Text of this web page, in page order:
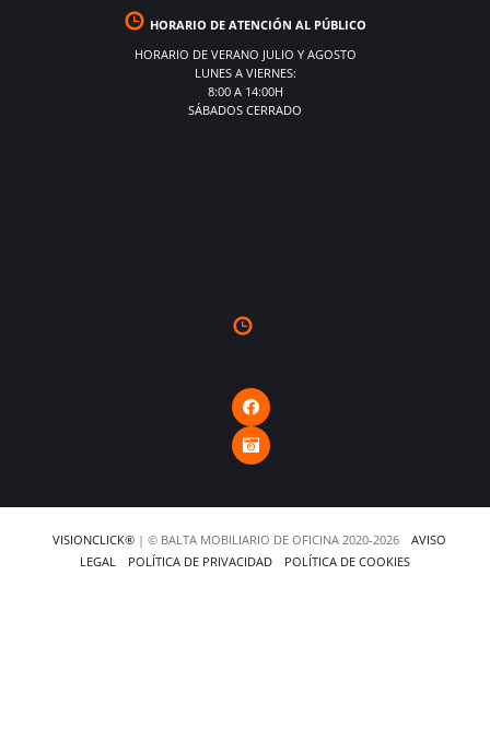
HORARIO DE ATENCIÓN AL PÚBLICO
HORARIO DE VERANO JULIO Y AGOSTO
LUNES A VIERNES:
8:00 A 14:00H
SÁBADOS CERRADO
VISIONCLICK® | © BALTA MOBILIARIO DE OFICINA 2020-2026
AVISO
LEGAL
POLÍTICA DE PRIVACIDAD POLÍTICA DE COOKIES